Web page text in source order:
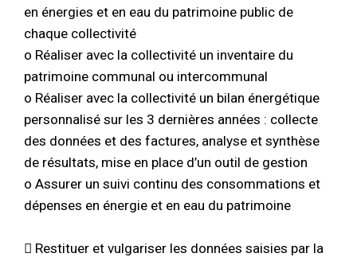
en énergies et en eau du patrimoine public de
chaque collectivité
o Réaliser avec la collectivité un inventaire du
patrimoine communal ou intercommunal
o Réaliser avec la collectivité un bilan énergétique
personnalisé sur les 3 dernières années : collecte
des données et des factures, analyse et synthèse
de résultats, mise en place d’un outil de gestion
o Assurer un suivi continu des consommations et
dépenses en énergie et en eau du patrimoine
 Restituer et vulgariser les données saisies par la